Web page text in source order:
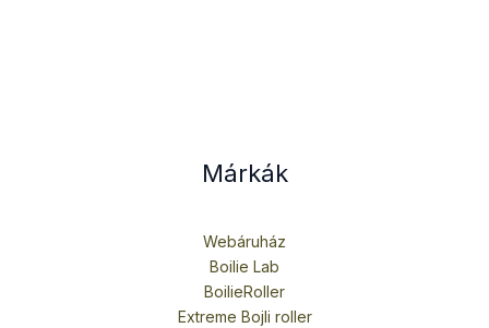
Márkák
Webáruház
Boilie Lab
BoilieRoller
Extreme Bojli roller